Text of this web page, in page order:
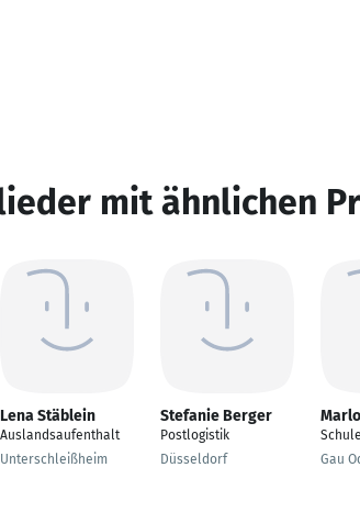
mit ähnlichen
Lena Stäblein
Auslandsaufenthalt
Unterschleißheim
Stefanie Berger
Postlogistik
Düsseldorf
Gau